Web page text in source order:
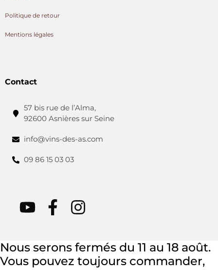
Politique de retour
Mentions légales
Contact
57 bis rue de l’Alma,
92600 Asnières sur Seine
info@vins-des-as.com
09 86 15 03 03
Nous serons fermés du 11 au 18 août.
Vous pouvez toujours commander,